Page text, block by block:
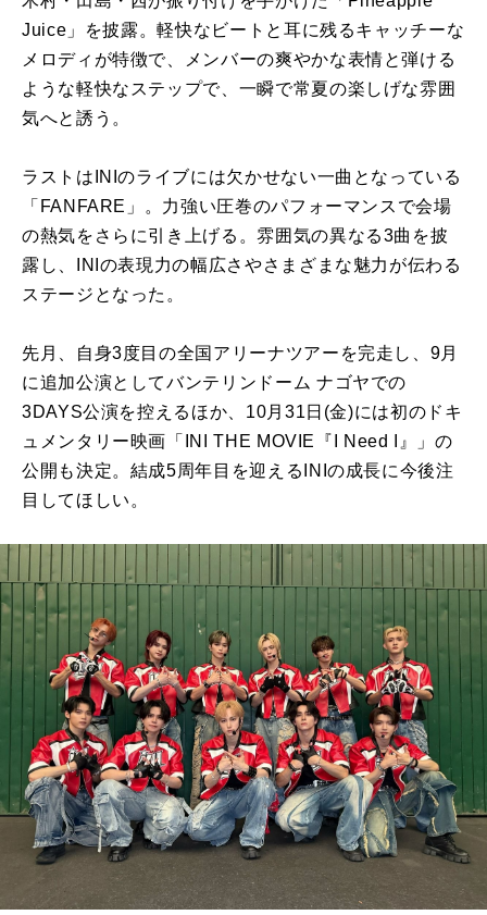
Juice」を披露。軽快なビートと耳に残るキャッチーな
メロディが特徴で、メンバーの爽やかな表情と弾ける
ような軽快なステップで、一瞬で常夏の楽しげな雰囲
気へと誘う。
ラストはINIのライブには欠かせない一曲となっている
「FANFARE」。力強い圧巻のパフォーマンスで会場
の熱気をさらに引き上げる。雰囲気の異なる3曲を披
露し、INIの表現力の幅広さやさまざまな魅力が伝わる
ステージとなった。
先月、自身3度目の全国アリーナツアーを完走し、9月
に追加公演としてバンテリンドーム ナゴヤでの
3DAYS公演を控えるほか、10月31日(金)には初のドキ
ュメンタリー映画「INI THE MOVIE『I Need I』」の
公開も決定。結成5周年目を迎えるINIの成長に今後注
目してほしい。